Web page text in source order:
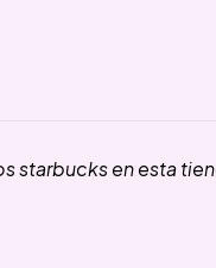
starbucks en esta